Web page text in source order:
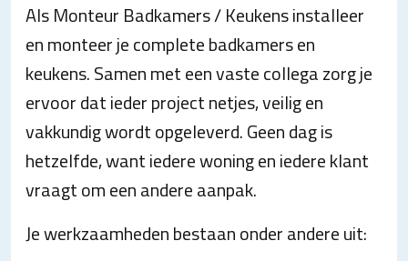
Als Monteur Badkamers / Keukens installeer
en monteer je complete badkamers en
keukens. Samen met een vaste collega zorg je
ervoor dat ieder project netjes, veilig en
vakkundig wordt opgeleverd. Geen dag is
hetzelfde, want iedere woning en iedere klant
vraagt om een andere aanpak.
Je werkzaamheden bestaan onder andere uit: